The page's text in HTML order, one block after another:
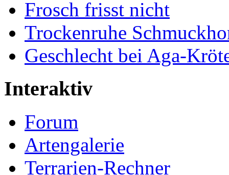
Frosch frisst nicht
Trockenruhe
Geschlecht bei Aga-
Interaktiv
Forum
Artengalerie
Terrarien-Rechner